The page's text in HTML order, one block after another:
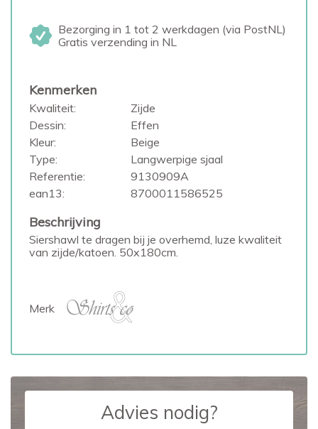
Bezorging in 1 tot 2 werkdagen (via PostNL)
Gratis verzending in NL
Kenmerken
Kwaliteit:
Zijde
Dessin:
Effen
Kleur:
Beige
Type:
Langwerpige sjaal
Referentie:
9130909A
ean13:
8700011586525
Beschrijving
Siershawl te dragen bij je overhemd, luze kwaliteit
van zijde/katoen. 50x180cm.
Merk
Advies nodig?